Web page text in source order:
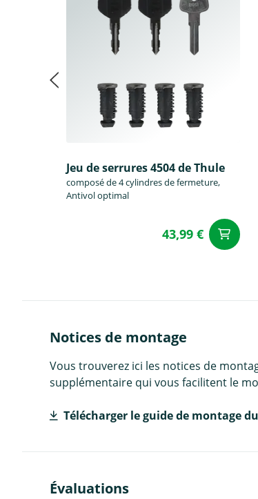
Jeu de serrures 4504 de Thule
composé de 4 cylindres de fermeture,
Antivol optimal
43,99 €
Notices de montage
Vous trouverez ici les notices de
supplémentaire qui vous facilitent le
Télécharger le guide de montage
Évaluations